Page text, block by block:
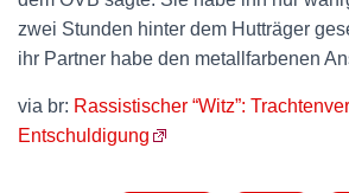
zwei Stunden hinter dem Hutträger
ihr Partner habe den metallfarbenen
via br: Rassistischer “Witz”:
Entschuldigung